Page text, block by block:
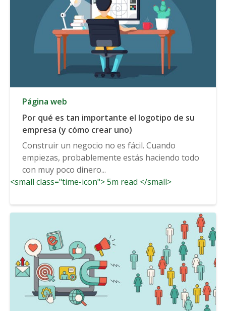
Página web
Por qué es tan importante el logotipo de su
empresa (y cómo crear uno)
Construir un negocio no es fácil. Cuando
empiezas, probablemente estás haciendo todo
con muy poco dinero...
<small class="time-icon"> 5m read </small>